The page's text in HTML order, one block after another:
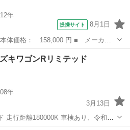
年
提携サイト 8月1日
ゴン ■ グレード名： ＥＣＯ－
アイドリングストップ ■ 排気
キワゴンRリミテッド
年
3月13日
7
ります。